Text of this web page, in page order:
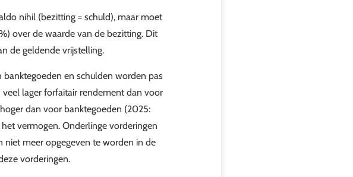
nihil (bezitting = schuld), maar moet
over de waarde van de bezitting. Dit
de geldende vrijstelling.
en schulden worden pas
lager forfaitair rendement dan voor
dan voor banktegoeden (2025:
vermogen. Onderlinge vorderingen
niet meer opgegeven te worden in de
vorderingen.